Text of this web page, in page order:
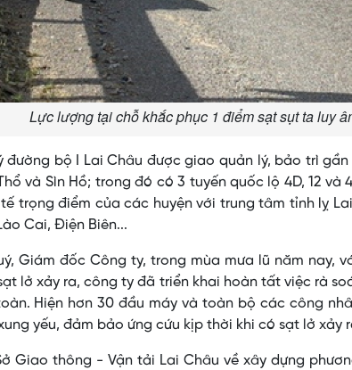
Lực lượng tại chỗ khắc phục 1 điểm sạt sụt ta luy
đường bộ I Lai Châu được giao quản lý, bảo trì
và Sìn Hồ; trong đó có 3 tuyến quốc lộ 4D, 12
trọng điểm của các huyện với trung tâm tỉnh lỵ
Cai, Điện Biên...
Giám đốc Công ty, trong mùa mưa lũ năm nay,
lở xảy ra, công ty đã triển khai hoàn tất việc rà
Hiện hơn 30 đầu máy và toàn bộ các công
yếu, đảm bảo ứng cứu kịp thời khi có sạt lở xảy
Giao thông - Vận tải Lai Châu về xây dựng